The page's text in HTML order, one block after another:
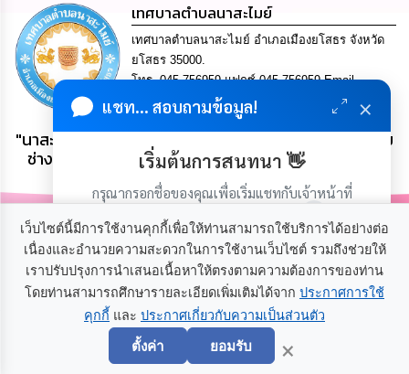
Gift
Policy
การ
ดำเนิน
การ
เพื่อ
ป้องกัน
การ
มาตรการ
ส่ง
เสริม
คุณธรรม
และ
เว็บไซต์นี้มีการใช้งานคุกกี้เพื่อให้ท่านสามารถใช้บริการได้อย่างต่อ
เนื่องและอำนวยความสะดวกในการใช้งานเว็บไซต์ รวมถึงช่วยให้
เราปรับปรุงการนำเสนอเนื้อหาให้ตรงตามความต้องการของท่าน
โดยท่านสามารถศึกษารายละเอียดเพิ่มเติมได้จาก ประกาศการใช้
คุกกี้ และ ประกาศเกี่ยวกับความเป็นส่วนตัว
ตั้งค่า ยอมรับ ×
เทศบาลตำบลนาสะไมย์
เทศบาลตำบลนาสะไมย์ อำเภอเมืองยโสธร จังหวัด
ยโสธร 35000.
โทร. 045-756959 แฟกซ์ 045-756959 Email
saraban@nasamai.go.th
"นาสะไมย์ กระติบข้าวใหญ่ ลายไม้แกะสลักลือชื่อ ฝีมือเยี่ยม
ช่างหล่อ ขอขิกเสียงดี ที่ระลึกเกวียนงาม เลิศล้ำแผ่นดิน
ธรรม แผ่นดินทอง"
เกี่ยวกับเรา ติดต่อเรา
แชท... สอบถามข้อมูล! ×
เริ่มต้นการสนทนา 👋
กรุณากรอกชื่อของคุณเพื่อเริ่มแชทกับเจ้าหน้าที่
เริ่มแชท